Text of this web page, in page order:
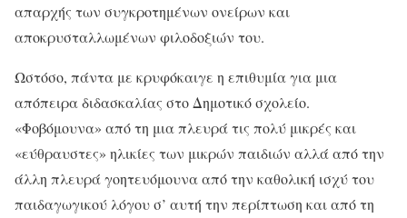
απαρχής των συγκροτημένων ονείρων και
αποκρυσταλλωμένων φιλοδοξιών του.
Ωστόσο, πάντα με κρυφόκαιγε η επιθυμία για μια
απόπειρα διδασκαλίας στο Δημοτικό σχολείο.
«Φοβόμουνα» από τη μια πλευρά τις πολύ μικρές και
«εύθραυστες» ηλικίες των μικρών παιδιών αλλά από την
άλλη πλευρά γοητευόμουνα από την καθολική ισχύ του
παιδαγωγικού λόγου σ’ αυτή την περίπτωση και από τη